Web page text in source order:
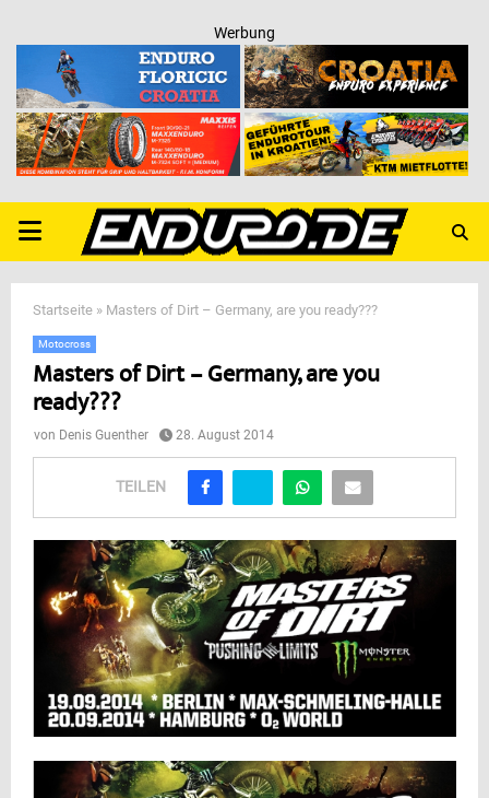
Werbung
PRIMARY
MENU
Startseite » Masters of Dirt – Germany, are you ready???
Motocross
Masters of Dirt – Germany, are you
ready???
von Denis Guenther 28. August 2014
TEILEN